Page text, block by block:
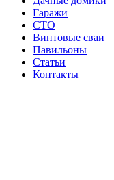
Гаражи
СТО
Винтовые сваи
Павильоны
Статьи
Контакты